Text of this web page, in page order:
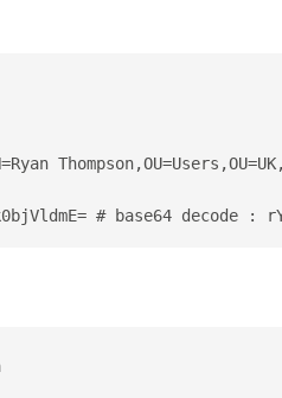
# base64 decode :